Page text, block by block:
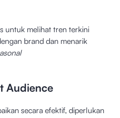
untuk melihat tren terkini
brand dan menarik
Audience
secara efektif, diperlukan